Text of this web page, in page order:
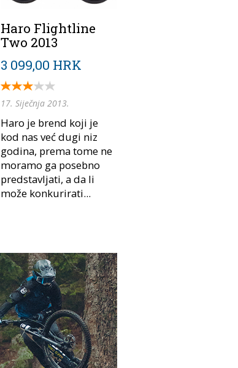
Haro Flightline
Two 2013
3 099,00 HRK
17. Siječnja 2013.
Haro je brend koji je
kod nas već dugi niz
godina, prema tome ne
moramo ga posebno
predstavljati, a da li
može konkurirati...